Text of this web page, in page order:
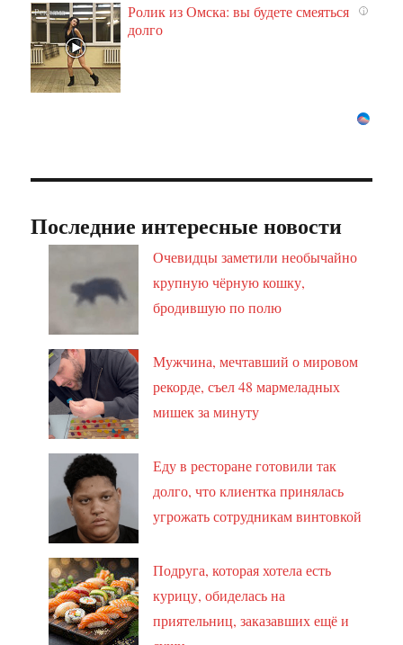
i
Ролик из Омска: вы будете смеяться
долго
Последние интересные новости
Очевидцы заметили необычайно
крупную чёрную кошку,
бродившую по полю
Мужчина, мечтавший о мировом
рекорде, съел 48 мармеладных
мишек за минуту
Еду в ресторане готовили так
долго, что клиентка принялась
угрожать сотрудникам винтовкой
Подруга, которая хотела есть
курицу, обиделась на
приятельниц, заказавших ещё и